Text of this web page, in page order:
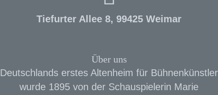
Tiefurter Allee 8, 99425 Weimar
Über uns
Deutschlands erstes Altenheim für Bühnenkünstler
wurde 1895 von der Schauspielerin Marie